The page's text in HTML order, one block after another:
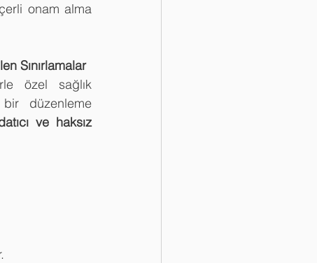
onam alma
Sınırlamalar
özel sağlık
bir düzenleme
ve haksız